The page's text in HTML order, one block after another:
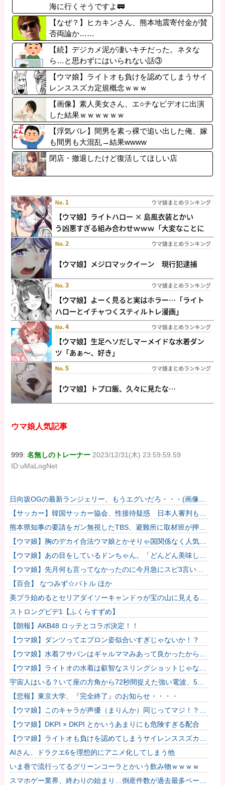
海に行くそうですよ🚃
【なぜ？】ヒカキンさん、熊本地震寄付金が賛
否両論か……
【続】デジカメ泥が凄いキチだった。ネタな
ら…と思わずにはいられない話③
【ウマ娘】ライトオも負けを認めてしまうサイ
レンススズカ定規概念ｗｗｗ
【画像】素人美女さん、エ○チなビデオに出演
した結果ｗｗｗｗｗｗ
【浮気バレ】間男を素っ裸で追い出した俺、嫁
も間男も大混乱→結果wwww
閉店・撤退したけど復活してほしい店
ウマ娘人気記事
999:名無しのトレーナー 2023/12/31(木) 23:59:59.59
ID:uMaLogNet
日向坂OGの最新ランジェリー、もうエグいだろ・・・(画像ど
ーん)
【サッカー】韓国サッカー協会、性接待疑惑 日本人審判も含
まれると報道 「Jリーグの審判を統括する人物」
熊本県知事の要請をガン無視したTBS、避難所に取材班が押し
入ってプライバシーに全く配慮しない報道を……
【ウマ娘】胸のデカイ合法ウマ娘とかそりゃ国関係なく人気出
るわな
【ウマ娘】あの目をしているドンちゃん。「どんどん美味しく
実る…♡」
【ウマ娘】先月何も言ってなかったのに今月急にスピ3言い出
したのが怪しいよな。
【百合】 なつみず☆バトル ほか
美プラ始めるとセリアダイソーキャンドゥが宝の山に見える
な…
ストロングビデ1【ふくらすずめ】
【朗報】AKB48 ロッテとコラボ決定！！
【ウマ娘】ダンツってエプロン姿似合いすぎじゃないか！？
【ウマ娘】水着フサパンはギャルママみあって良かったから引
く【ウマ娘】ライトオの水着は叡智なスリングショットじゃなく
て多分これ。
宇宙人はいる？いて座の方角から72秒間捉えた強い電波、50
年間正体分からぬ「Wow！信号」
【悲報】東京大学、『完全終了』のお知らせ・・・・
【ウマ娘】このキャラが声優（まりんか）同じってマジ！？
←「スズカさんみたいな演技の方がレアだと聞いて驚いたよ」
【ウマ娘】DKPI × DKPI とかいうあまりにも危険すぎる配合
【ウマ娘】ライトオも負けを認めてしまうサイレンススズカ定
規概念ｗｗｗ他
AIさん、ドラクエ6を理想的にアニメ化してしまう他
いま巷で流行ってるグリーンコーラとかいう飲み物ｗｗｗｗ
スマホゲー業界、終わりの始まり…倒産件数が過去最多ペース